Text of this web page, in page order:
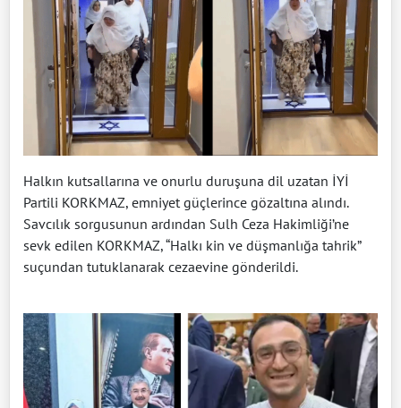
Halkın kutsallarına ve onurlu duruşuna dil uzatan İYİ
Partili KORKMAZ, emniyet güçlerince gözaltına alındı.
Savcılık sorgusunun ardından Sulh Ceza Hakimliği’ne
sevk edilen KORKMAZ, “Halkı kin ve düşmanlığa tahrik”
suçundan tutuklanarak cezaevine gönderildi.